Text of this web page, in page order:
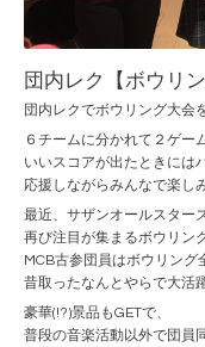
団内レク【ボウリ
団内レクでボウリング大会
６チームに分かれて２ゲー
いいスコアが出たときには
応援しながらみんなで楽し
最近、サザンオールスター
再び注目が集まるボウリング
MCB古参団員はボウリング
昔取ったなんとやらで大活
豪華(!?)景品もGETで、
普段の音楽活動以外で団員